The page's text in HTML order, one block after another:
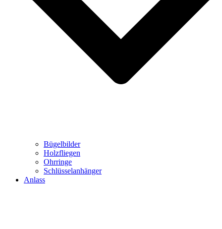
Bügelbilder
Holzfliegen
Ohrringe
Schlüsselanhänger
Anlass